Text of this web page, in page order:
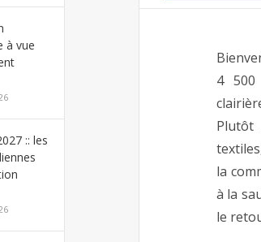
à vue
:: les
4 500
Plutôt
la
à la
le